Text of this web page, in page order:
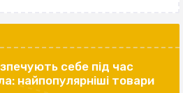
себе під час
найпопулярніші товари